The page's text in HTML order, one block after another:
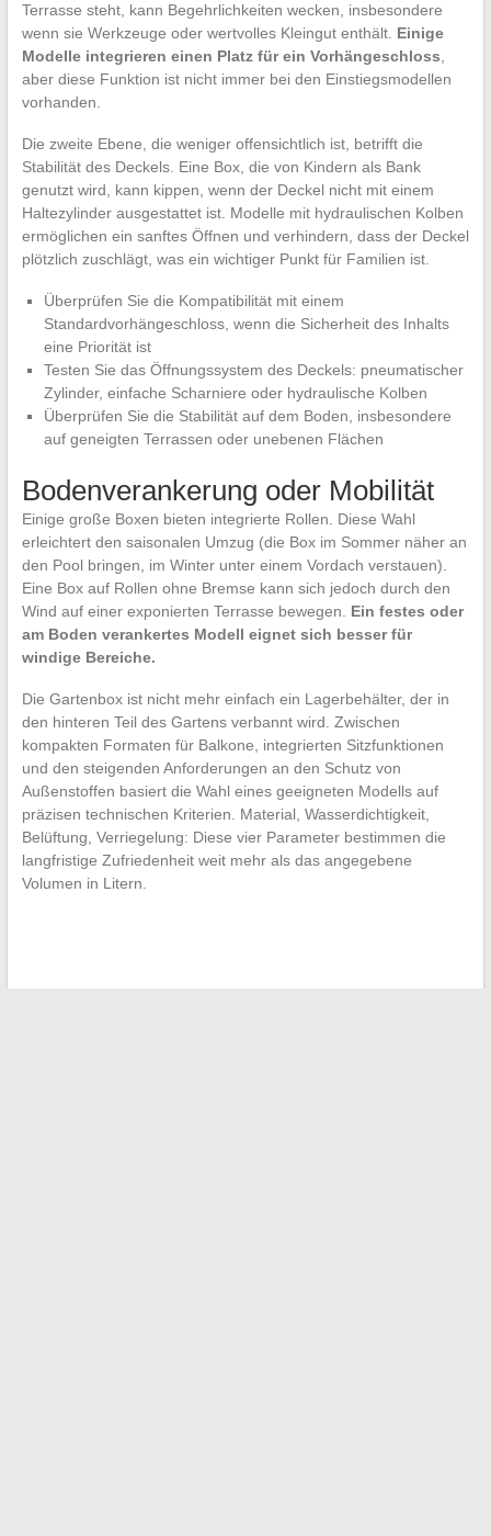
Terrasse steht, kann Begehrlichkeiten wecken, insbesondere
wenn sie Werkzeuge oder wertvolles Kleingut enthält. Einige
Modelle integrieren einen Platz für ein Vorhängeschloss,
aber diese Funktion ist nicht immer bei den Einstiegsmodellen
vorhanden.
Die zweite Ebene, die weniger offensichtlich ist, betrifft die
Stabilität des Deckels. Eine Box, die von Kindern als Bank
genutzt wird, kann kippen, wenn der Deckel nicht mit einem
Haltezylinder ausgestattet ist. Modelle mit hydraulischen Kolben
ermöglichen ein sanftes Öffnen und verhindern, dass der Deckel
plötzlich zuschlägt, was ein wichtiger Punkt für Familien ist.
Überprüfen Sie die Kompatibilität mit einem
Standardvorhängeschloss, wenn die Sicherheit des Inhalts
eine Priorität ist
Testen Sie das Öffnungssystem des Deckels: pneumatischer
Zylinder, einfache Scharniere oder hydraulische Kolben
Überprüfen Sie die Stabilität auf dem Boden, insbesondere
auf geneigten Terrassen oder unebenen Flächen
Bodenverankerung oder Mobilität
Einige große Boxen bieten integrierte Rollen. Diese Wahl
erleichtert den saisonalen Umzug (die Box im Sommer näher an
den Pool bringen, im Winter unter einem Vordach verstauen).
Eine Box auf Rollen ohne Bremse kann sich jedoch durch den
Wind auf einer exponierten Terrasse bewegen. Ein festes oder
am Boden verankertes Modell eignet sich besser für
windige Bereiche.
Die Gartenbox ist nicht mehr einfach ein Lagerbehälter, der in
den hinteren Teil des Gartens verbannt wird. Zwischen
kompakten Formaten für Balkone, integrierten Sitzfunktionen
und den steigenden Anforderungen an den Schutz von
Außenstoffen basiert die Wahl eines geeigneten Modells auf
präzisen technischen Kriterien. Material, Wasserdichtigkeit,
Belüftung, Verriegelung: Diese vier Parameter bestimmen die
langfristige Zufriedenheit weit mehr als das angegebene
Volumen in Litern.